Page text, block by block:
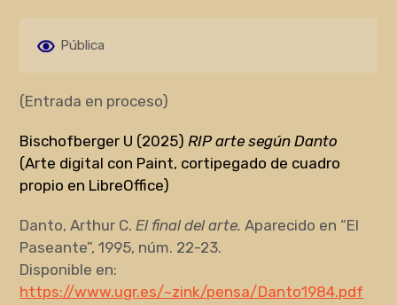
Pública
(Entrada en proceso)
Bischofberger U (2025) RIP arte según Danto
(Arte digital con Paint, cortipegado de cuadro
propio en LibreOffice)
Danto, Arthur C.El final del arte. Aparecido en “El
Paseante”, 1995, núm. 22-23.
Disponible en:
https://www.ugr.es/~zink/pensa/Danto1984.pdf